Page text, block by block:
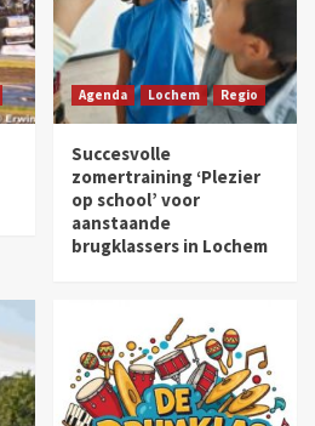
Agenda Lochem Regio
Succesvolle
zomertraining ‘Plezier
op school’ voor
aanstaande
brugklassers in Lochem